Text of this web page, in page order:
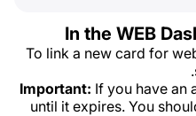
In the WEB
To link a new card for
Important: If you have an
until it expires. You